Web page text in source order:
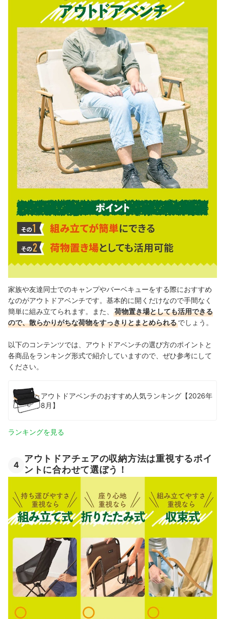
家族や友達同士でのキャンプやバーベキューをする際におすすめ
なのがアウトドアベンチです。基本的に開くだけなので手間なく
簡単に組み立てられます。また、
荷物置き場としても活用できる
ので、散らかりがちな荷物をすっきりとまとめられるでしょう。
以下のコンテンツでは、アウトドアベンチの選び方のポイントと
各商品をランキング形式で紹介していますので、ぜひ参考にして
ください。
アウトドアベンチのおすすめ人気ランキング【2026年
8月】
ランキングを見る
4
アウトドアチェアの収納方法は重視するポイ
ントに合わせて選ぼう！